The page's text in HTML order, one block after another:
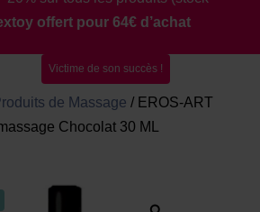
offert pour 64€ d’achat
Victime de son succès !
de Massage / EROS-ART
Chocolat 30 ML